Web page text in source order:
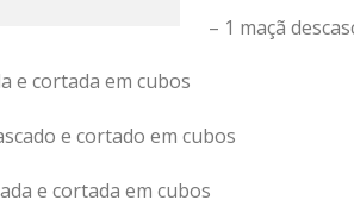
– 1 maçã
e cortada em cubos
e cortado em cubos
e cortada em cubos